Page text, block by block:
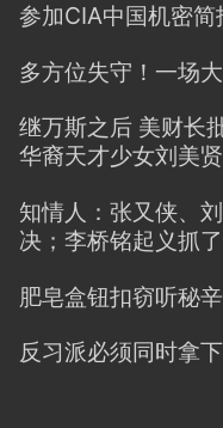
参加CIA中国机密
多方位失守！一场
继万斯之后 美财长
华裔天才少女刘美贤
知情人：张又侠、
决；李桥铭起义抓
肥皂盒钮扣窃听秘
反习派必须同时拿